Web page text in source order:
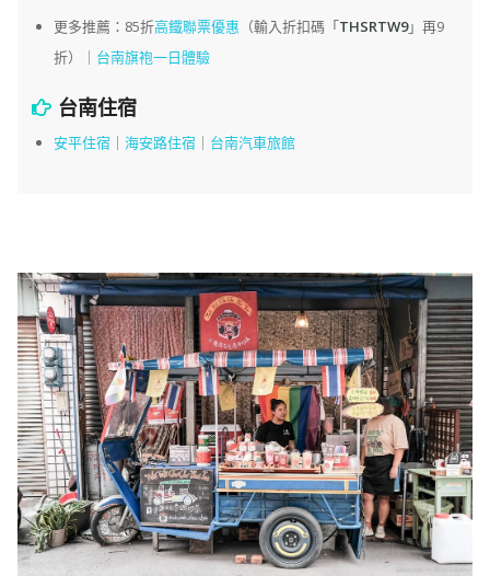
更多推薦：85折高鐵聯票優惠 （輸入折扣碼「THSRTW9」再9
折）｜ 台南旗袍一日體驗
台南住宿
安平住宿｜ 海安路住宿｜ 台南汽車旅館